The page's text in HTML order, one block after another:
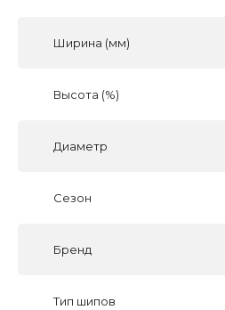
Ширина (мм)
Высота (%)
Диаметр
Сезон
Бренд
Тип шипов